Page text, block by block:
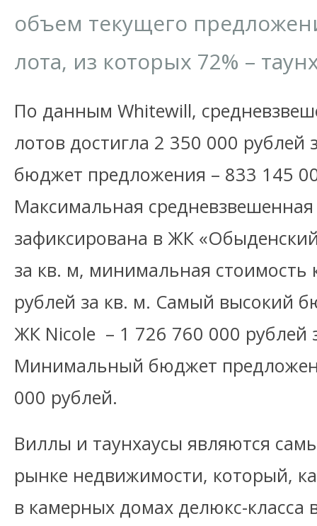
объем текущего
лота, из которых 72% –
По данным Whitewill,
лотов достигла 2 350 000 рублей
бюджет предложения – 833 145
Максимальная
зафиксирована в ЖК
за кв. м, минимальная
рублей за кв. м. Самый высокий
ЖК Nicole – 1 726 760 000 рублей
Минимальный бюджет
000 рублей.
Виллы и таунхаусы являются
рынке недвижимости, который,
в камерных домах делюкс-класса